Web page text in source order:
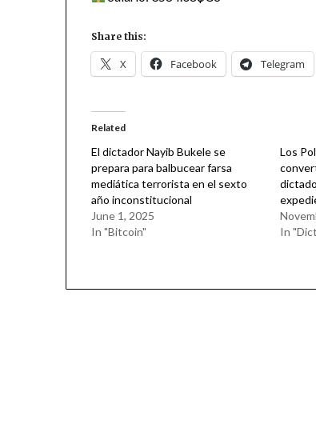
Share this:
X Facebook Telegram
Related
El dictador Nayib Bukele se
prepara para balbucear farsa
mediática terrorista en el sexto
año inconstitucional
June 1, 2025
In "Bitcoin"
Los
In